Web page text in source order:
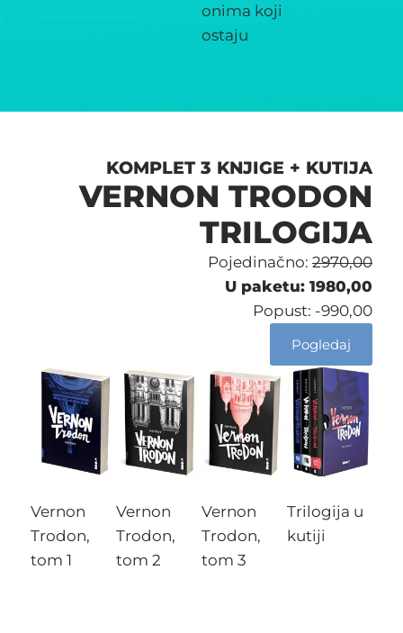
onima koji
ostaju
KOMPLET 3 KNJIGE + KUTIJA
VERNON TRODON
TRILOGIJA
Pojedinačno: 2970,00
U paketu: 1980,00
Popust: -990,00
Pogledaj
Vernon
Trodon,
tom 1
Vernon
Trodon,
tom 2
Vernon
Trodon,
tom 3
Trilogija u
kutiji